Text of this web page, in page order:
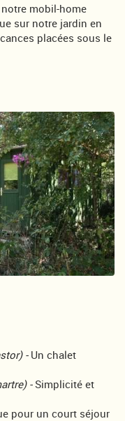
mobil-home
sur notre jardin en
placées sous le
- Un chalet
-Simplicité et
pour un court séjour